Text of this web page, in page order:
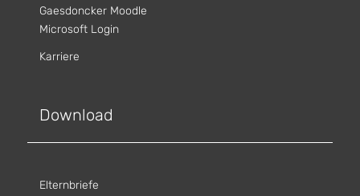
Gaesdoncker Moodle
Microsoft Login
Karriere
Download
Elternbriefe